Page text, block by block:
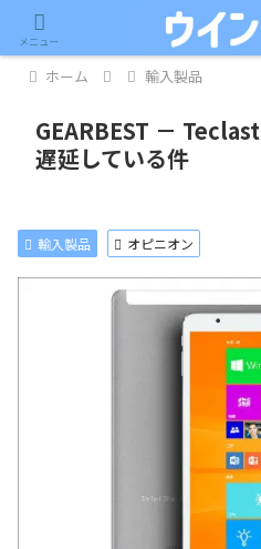
記事内に広告が含まれています。
ホーム 輸入製品
GEARBEST －
遅延している件
輸入製品 オピニオン
メニュー